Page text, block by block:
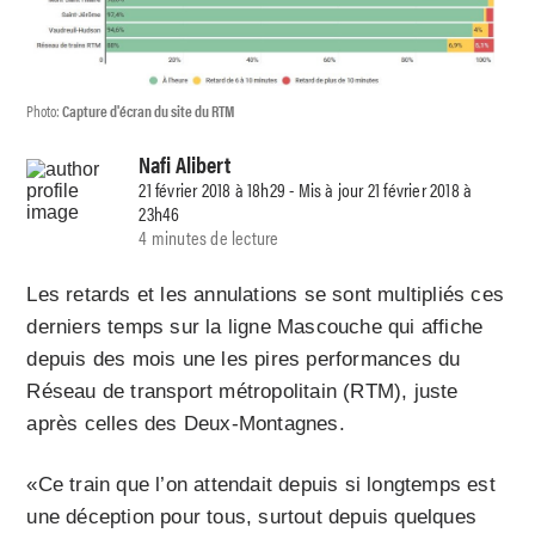
Photo:Capture d'écran du site du RTM
Nafi Alibert
21 février 2018 à 18h29 - Mis à jour 21 février 2018 à
23h46
4 minutes de lecture
Les retards et les annulations se sont multipliés ces
derniers temps sur la ligne Mascouche qui affiche
depuis des mois une les pires performances du
Réseau de transport métropolitain (RTM), juste
après celles des Deux-Montagnes.
«Ce train que l’on attendait depuis si longtemps est
une déception pour tous, surtout depuis quelques